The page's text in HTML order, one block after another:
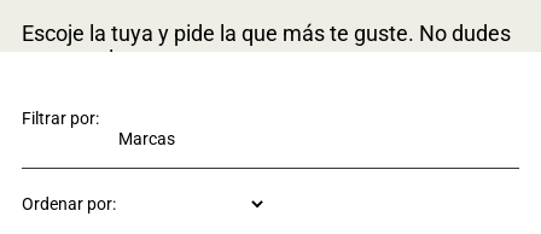
Escoje la tuya y pide la que más te guste. No dudes
en consultarnos
Tenemos todas las piezas, recambios, varillas de
carbono, hilos de Dynnema para tu cometa
Filtrar por: